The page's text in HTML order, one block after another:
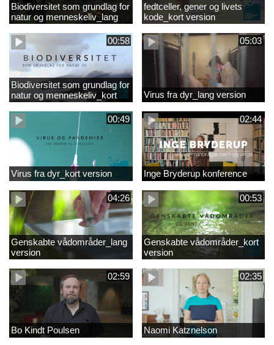
Biodiversitet som grundlag for
natur og menneskeliv_lang
version
fedtceller, gener og livets
kode_kort version
00:58
Biodiversitet som grundlag for
natur og menneskeliv_kort
version
05:03
Virus fra dyr_lang version
00:49
Virus fra dyr_kort version
02:44
Inge Bryderup konference
04:26
Genskabte vådområder_lang
version
00:53
Genskabte vådområder_kort
version
02:59
Bo Kindt Poulsen
02:35
Naomi Katznelson